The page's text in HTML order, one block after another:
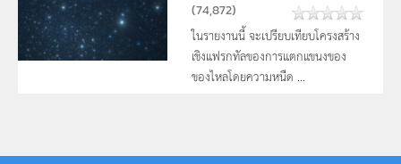
(74,872)
ในรายงานนี้ จะเปรียบเทียบโครงสร้าง
เชิงแฟรกทัลของการแตกแขนงของ
ของไหลโดยความหนืด ...